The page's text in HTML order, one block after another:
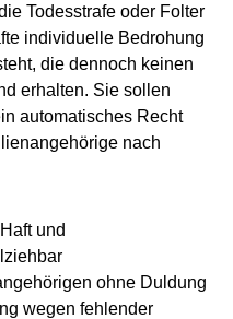
Todesstrafe oder Folter
individuelle Bedrohung
die dennoch keinen
erhalten. Sie sollen
automatisches Recht
nach
und
ohne Duldung
wegen fehlender